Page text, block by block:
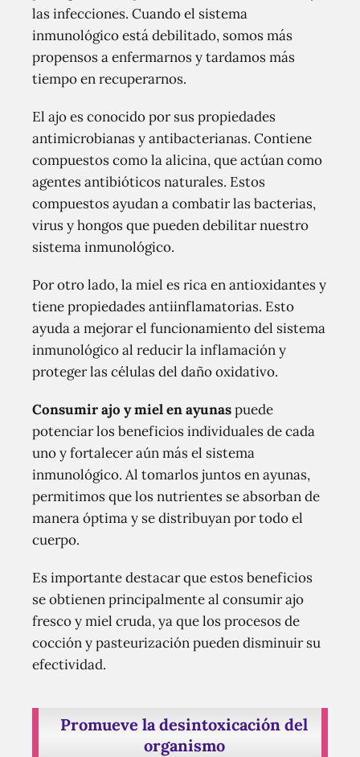
las infecciones. Cuando el sistema
inmunológico está debilitado, somos más
propensos a enfermarnos y tardamos más
tiempo en recuperarnos.
El ajo es conocido por sus propiedades
antimicrobianas y antibacterianas. Contiene
compuestos como la alicina, que actúan como
agentes antibióticos naturales. Estos
compuestos ayudan a combatir las bacterias,
virus y hongos que pueden debilitar nuestro
sistema inmunológico.
Por otro lado, la miel es rica en antioxidantes y
tiene propiedades antiinflamatorias. Esto
ayuda a mejorar el funcionamiento del sistema
inmunológico al reducir la inflamación y
proteger las células del daño oxidativo.
Consumir ajo y miel en ayunaspuede
potenciar los beneficios individuales de cada
uno y fortalecer aún más el sistema
inmunológico. Al tomarlos juntos en ayunas,
permitimos que los nutrientes se absorban de
manera óptima y se distribuyan por todo el
cuerpo.
Es importante destacar que estos beneficios
se obtienen principalmente al consumir ajo
fresco y miel cruda, ya que los procesos de
cocción y pasteurización pueden disminuir su
efectividad.
Promueve la desintoxicación del
organismo